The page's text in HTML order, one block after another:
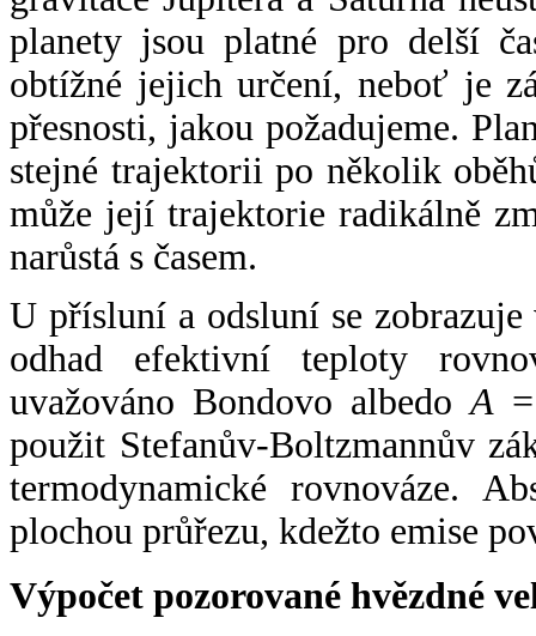
planety jsou platné pro delší
obtížné jejich určení, neboť je
přesnosti, jakou požadujeme.
stejné trajektorii po několik
může její trajektorie radikálně
narůstá s časem.
U přísluní a odsluní se
odhad efektivní teploty
uvažováno Bondovo albedoA
použit Stefanův-Boltzmannův
termodynamické rovnováze.
plochou průřezu, kdežto emise
Výpočet pozorované hvězdné